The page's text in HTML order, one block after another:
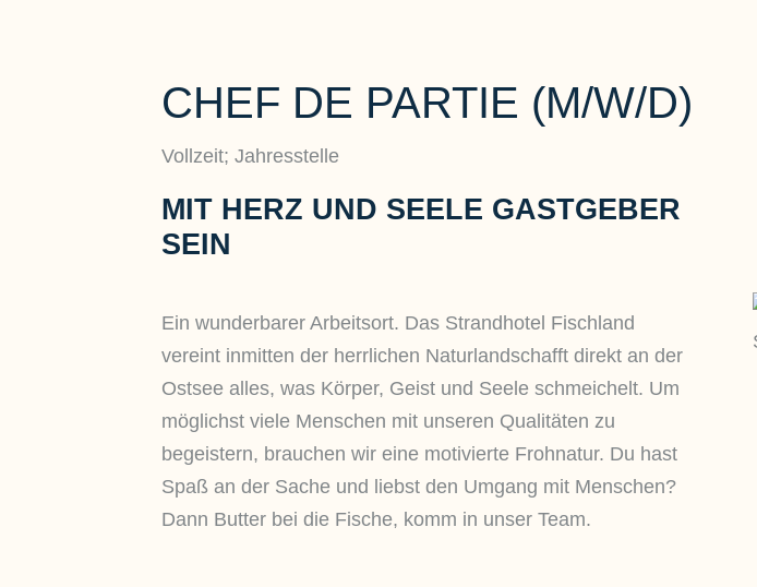
CHEF DE PARTIE (M/W/D)
Vollzeit; Jahresstelle
MIT HERZ UND SEELE GASTGEBER
SEIN
Ein wunderbarer Arbeitsort. Das Strandhotel Fischland
vereint inmitten der herrlichen Naturlandschafft direkt an der
Ostsee alles, was Körper, Geist und Seele schmeichelt. Um
möglichst viele Menschen mit unseren Qualitäten zu
begeistern, brauchen wir eine motivierte Frohnatur. Du hast
Spaß an der Sache und liebst den Umgang mit Menschen?
Dann Butter bei die Fische, komm in unser Team.